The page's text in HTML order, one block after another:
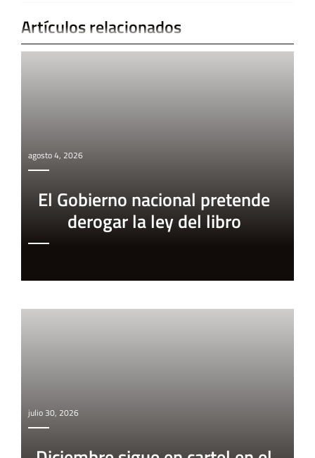
Artículos relacionados
agosto 4, 2026
El Gobierno nacional pretende
derogar la ley del libro
julio 30, 2026